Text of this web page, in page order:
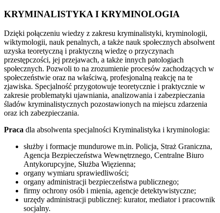
KRYMINALISTYKA I KRYMINOLOGIA
Dzięki połączeniu wiedzy z zakresu kryminalistyki, kryminologii,
wiktymologii, nauk penalnych, a także nauk społecznych absolwent
uzyska teoretyczną i praktyczną wiedzę o przyczynach
przestępczości, jej przejawach, a także innych patologiach
społecznych. Pozwoli to na zrozumienie procesów zachodzących w
społeczeństwie oraz na właściwą, profesjonalną reakcję na te
zjawiska. Specjalność przygotowuje teoretycznie i praktycznie w
zakresie problematyki ujawniania, analizowania i zabezpieczania
śladów kryminalistycznych pozostawionych na miejscu zdarzenia
oraz ich zabezpieczania.
Praca dla absolwenta specjalności Kryminalistyka i kryminologia:
służby i formacje mundurowe m.in. Policja, Straż Graniczna,
Agencja Bezpieczeństwa Wewnętrznego, Centralne Biuro
Antykorupcyjne, Służba Więzienna;
organy wymiaru sprawiedliwości;
organy administracji bezpieczeństwa publicznego;
firmy ochrony osób i mienia, agencje detektywistyczne;
urzędy administracji publicznej: kurator, mediator i pracownik
socjalny.